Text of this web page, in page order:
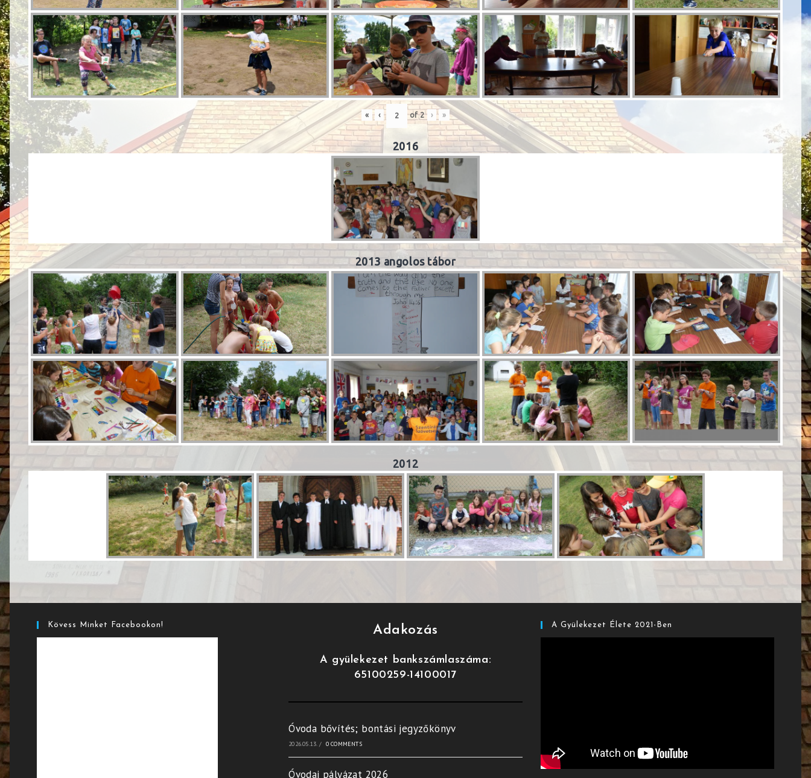
« ‹ of2 › »
2016
2013 angolos tábor
2012
Kövess Minket Facebookon! Adakozás
A gyülekezet bankszámlaszáma:
65100259-14100017
Óvoda bővítés; bontási jegyzőkönyv
2026.05.13. / 0 COMMENTS
Óvodai pályázat 2026
A Gyülekezet Élete 2021-Ben